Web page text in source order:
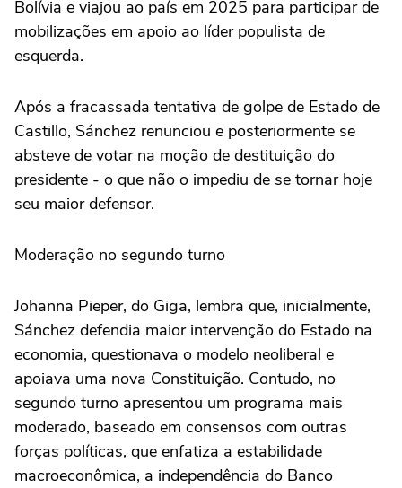
Bolívia e viajou ao país em 2025 para participar de
mobilizações em apoio ao líder populista de
esquerda.
Após a fracassada tentativa de golpe de Estado de
Castillo, Sánchez renunciou e posteriormente se
absteve de votar na moção de destituição do
presidente - o que não o impediu de se tornar hoje
seu maior defensor.
Moderação no segundo turno
Johanna Pieper, do Giga, lembra que, inicialmente,
Sánchez defendia maior intervenção do Estado na
economia, questionava o modelo neoliberal e
apoiava uma nova Constituição. Contudo, no
segundo turno apresentou um programa mais
moderado, baseado em consensos com outras
forças políticas, que enfatiza a estabilidade
macroeconômica, a independência do Banco